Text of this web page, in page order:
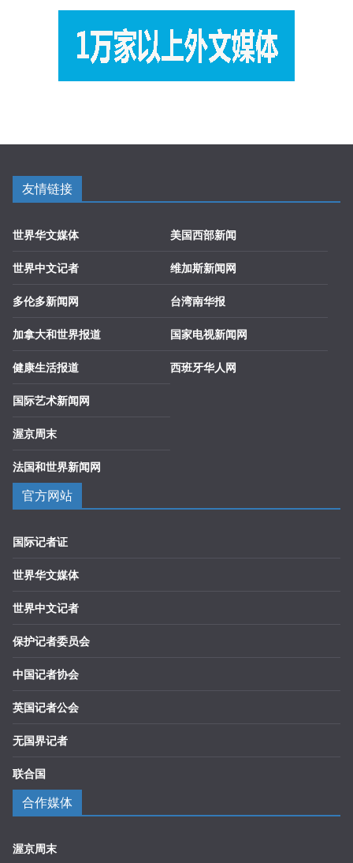
友情链接
世界华文媒体
世界中文记者
多伦多新闻网
加拿大和世界报道
健康生活报道
国际艺术新闻网
渥京周末
法国和世界新闻网
美国西部新闻
维加斯新闻网
台湾南华报
国家电视新闻网
西班牙华人网
官方网站
国际记者证
世界华文媒体
世界中文记者
保护记者委员会
中国记者协会
英国记者公会
无国界记者
联合国
合作媒体
渥京周末